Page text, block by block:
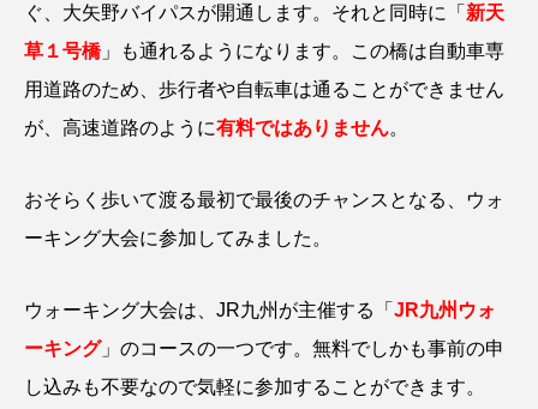
ぐ、大矢野バイパスが開通します。それと同時に「 新天
草１号橋」も通れるようになります。この橋は自動車専
用道路のため、歩行者や自転車は通ることができません
が、高速道路のように有料ではありません。
おそらく歩いて渡る最初で最後のチャンスとなる、ウォ
ーキング大会に参加してみました。
ウォーキング大会は、JR九州が主催する「 J R九州ウォ
ーキング」のコースの一つです。無料でしかも事前の申
し込みも不要なので気軽に参加することができます。